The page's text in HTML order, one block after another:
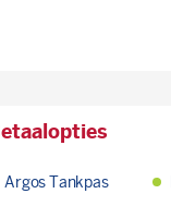
Argos Tankpas